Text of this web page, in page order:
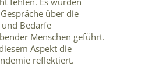
über die
Bedarfe
Menschen geführt.
Aspekt die
reflektiert.